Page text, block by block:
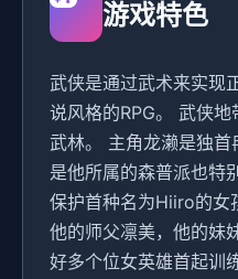
游戏特色
武侠是通过武术来实现
说风格的RPG。 武侠
武林。 主角龙濑是独
是他所属的森普派也特
保护首种名为Hiiro的女
他的师父凛美，他的妹
好多个位女英雄首起训